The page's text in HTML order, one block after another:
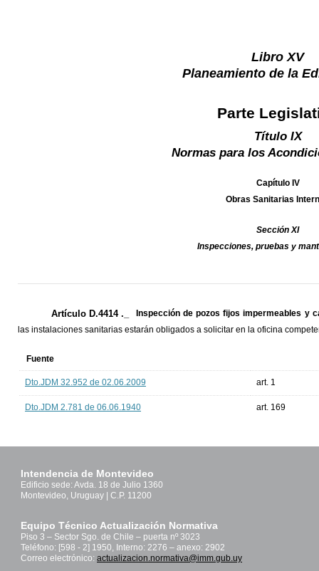
Libro XV
Planeamiento de la
Parte
Título IX
Normas para los
Capítulo IV
Obras Sanitarias
Sección XI
Inspecciones, pruebas y
Artículo D.4414 ._
Inspección de pozos fijos impermeables y
las instalaciones sanitarias estarán obligados a solicitar en la oficina
Fuente
Dto.JDM 32.952 de 02.06.2009 art. 1
Dto.JDM 2.781 de 06.06.1940 art. 169
Intendencia de Montevideo
Edificio sede: Avda. 18 de Julio 1360
Montevideo, Uruguay | C.P. 11200
Equipo Técnico Actualización Normativa
Piso 3 – Sector Sgo. de Chile – puerta nº 3023
Teléfono: [598 - 2] 1950, Interno: 2276 – anexo: 2902
Correo electrónico: actualizacion.normativa@imm.gub.uy